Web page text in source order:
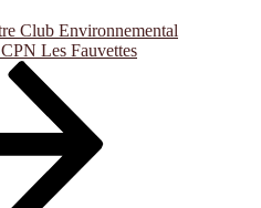
Club Environnemental
Les Fauvettes